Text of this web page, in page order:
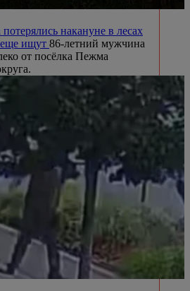
накануне в лесах
еще ищут 86-летний мужчина
от посёлка Пежма